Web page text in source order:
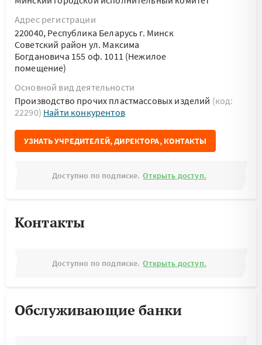
Адрес регистрации
220040, Республика Беларусь г. Минск
Советский район ул. Максима
Богдановича 155 оф. 1011 (Нежилое
помещение)
Основной вид деятельности
Производство прочих пластмассовых изделий (код:
22290) Найти конкурентов
УЗНАТЬ УЧРЕДИТЕЛЕЙ, ДИРЕКТОРА, КОНТАКТЫ
Доступно по подписке. Открыть доступ.
Контакты
Доступно по подписке. Открыть доступ.
Обслуживающие банки